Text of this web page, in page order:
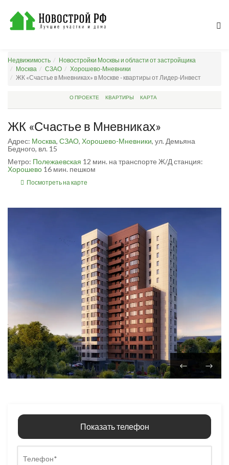
Недвижимость
Новостройки Москвы и области от застройщика
Москва
СЗАО
Хорошево-Мневники
ЖК «Счастье в Мневниках» в Москве - квартиры от Лидер-Инвест
О ПРОЕКТЕ КВАРТИРЫ КАРТА
ЖК «Счастье в Мневниках»
Адрес: Москва, СЗАО, Хорошево-Мневники, ул. Демьяна
Бедного, вл. 15
Метро: Полежаевская 12 мин. на транспорте Ж/Д станция:
Хорошево 16 мин. пешком
Посмотреть на карте
Показать телефон